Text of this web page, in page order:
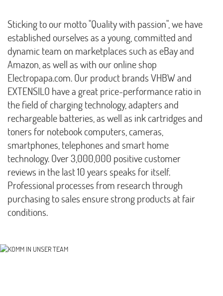
Sticking to our motto "Quality with passion", we have
established ourselves as a young, committed and
dynamic team on marketplaces such as eBay and
Amazon, as well as with our online shop
Electropapa.com. Our product brands VHBW and
EXTENSILO have a great price-performance ratio in
the field of charging technology, adapters and
rechargeable batteries, as well as ink cartridges and
toners for notebook computers, cameras,
smartphones, telephones and smart home
technology. Over 3,000,000 positive customer
reviews in the last 10 years speaks for itself.
Professional processes from research through
purchasing to sales ensure strong products at fair
conditions.